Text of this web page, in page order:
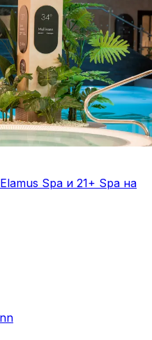
Spa и 21+ Spa на